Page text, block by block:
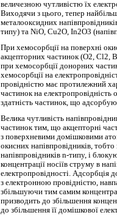
величезною чутливістю їх
Виходячи з цього, тепер
металооксидних
типу) та NіO, Cu2O, Іn2O3
При хемосорбції на поверхні
акцепторних частинок (О2, Cl2,
при хемосорбції донорних
хемосорбції на
провідністю має протилежний
частинок на електропровідність
здатність частинок, що
Велика чутливість
частинок тим, що акцепторні
з поверхневими домішковими
окисних напівпровідників,
напівпровідників n-типу, і
концентрації носіїв струму в
електропровідності. Адсорбція
з електронною провідністю,
збільшуючи тим самим
призводить до збільшення
до збільшення її домішкової